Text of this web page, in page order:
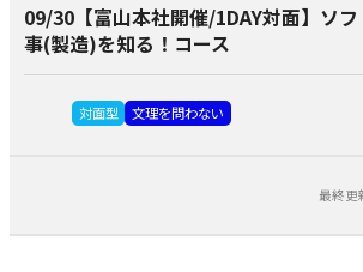
09/30【富山本社開催/1DAY対面】ソ
事(製造)を知る！コース
対面型 文理を問わない
最終更